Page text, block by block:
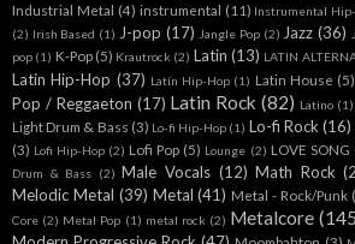
Industrial Metal (4) instrumental (11) Instrumental
(2) Irish Based (1) J-pop (17) Jangle Pop (2) Jazz (36)
pop (1) K-Pop (5) Krautrock (2) Latin (13) LATIN
Latin Hip-Hop (37) Latín Hip-Hop (1) Latin House (5)
Pop / Reggaeton (17) Latin Rock (82) Latino (1)
Light Drum & Bass (3) Lo-fi Hip-Hop (1) Lo-fi Rock (16)
(3) Lofi Hip-Hop (2) Lofi Pop (5) Lounge (2) LOVE SONG
Drum & Bass (2) Male Vocals (12) Math Rock
Melodic Metal (39) Metal (41) Metal - Rock/Punk
Core (2) Metal Pop (1) metal rock (2) Metalcore